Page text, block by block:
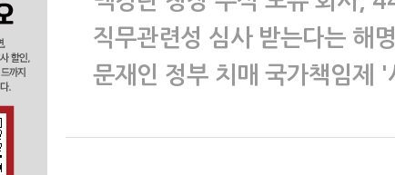
직무관련성 심사 받는다는 해
문재인 정부 치매 국가책임제